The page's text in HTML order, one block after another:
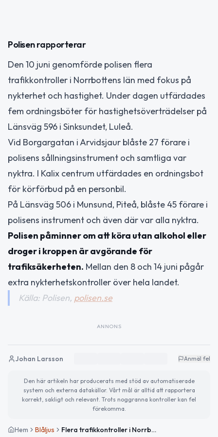
Polisen rapporterar
Den 10 juni genomförde polisen flera
trafikkontroller i Norrbottens län med fokus på
nykterhet och hastighet. Under dagen utfärdades
fem ordningsböter för hastighetsöverträdelser på
Länsväg 596 i Sinksundet, Luleå.
Vid Borgargatan i Arvidsjaur blåste 27 förare i
polisens sållningsinstrument och samtliga var
nyktra. I Kalix centrum utfärdades en ordningsbot
för körförbud på en personbil.
På Länsväg 506 i Munsund, Piteå, blåste 45 förare i
polisens instrument och även där var alla nyktra.
Polisen påminner om att köra utan alkohol eller
droger i kroppen är avgörande för
trafiksäkerheten. Mellan den 8 och 14 juni pågår
extra nykterhetskontroller över hela landet.
Källa: Polisen, polisen.se
ANNONS
Johan Larsson Anmäl fel
Den här artikeln har producerats med stöd av automatiserade
system och externa datakällor. Vårt mål är alltid att rapportera
korrekt, sakligt och relevant. Trots noggranna kontroller kan fel
förekomma.
Hem Blåljus Flera trafikkontroller i Norrbotten – fem böter för hastighet